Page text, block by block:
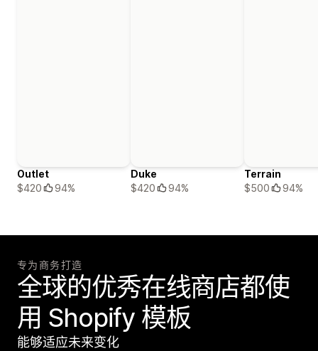
Outlet
$420
94%
Duke
$420
94%
Terrain
$500
94%
专为商务打造
全球的优秀在线商店都使
用 Shopify 模板
能够适应未来变化